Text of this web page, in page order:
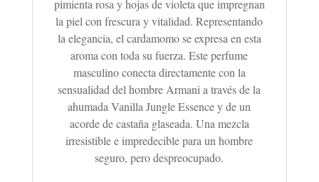
pimienta rosa y hojas de violeta que impregnan
la piel con frescura y vitalidad. Representando
la elegancia, el cardamomo se expresa en esta
aroma con toda su fuerza. Este perfume
masculino conecta directamente con la
sensualidad del hombre Armani a través de la
ahumada Vanilla Jungle Essence y de un
acorde de castaña glaseada. Una mezcla
irresistible e impredecible para un hombre
seguro, pero despreocupado.